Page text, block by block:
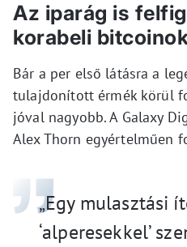
Az iparág is
korabeli
Bár a per első látásra a
tulajdonított érmék körül
jóval nagyobb. A Galaxy
Alex Thorn egyértelműen
„Egy mulasztási
‘alperesekkel’